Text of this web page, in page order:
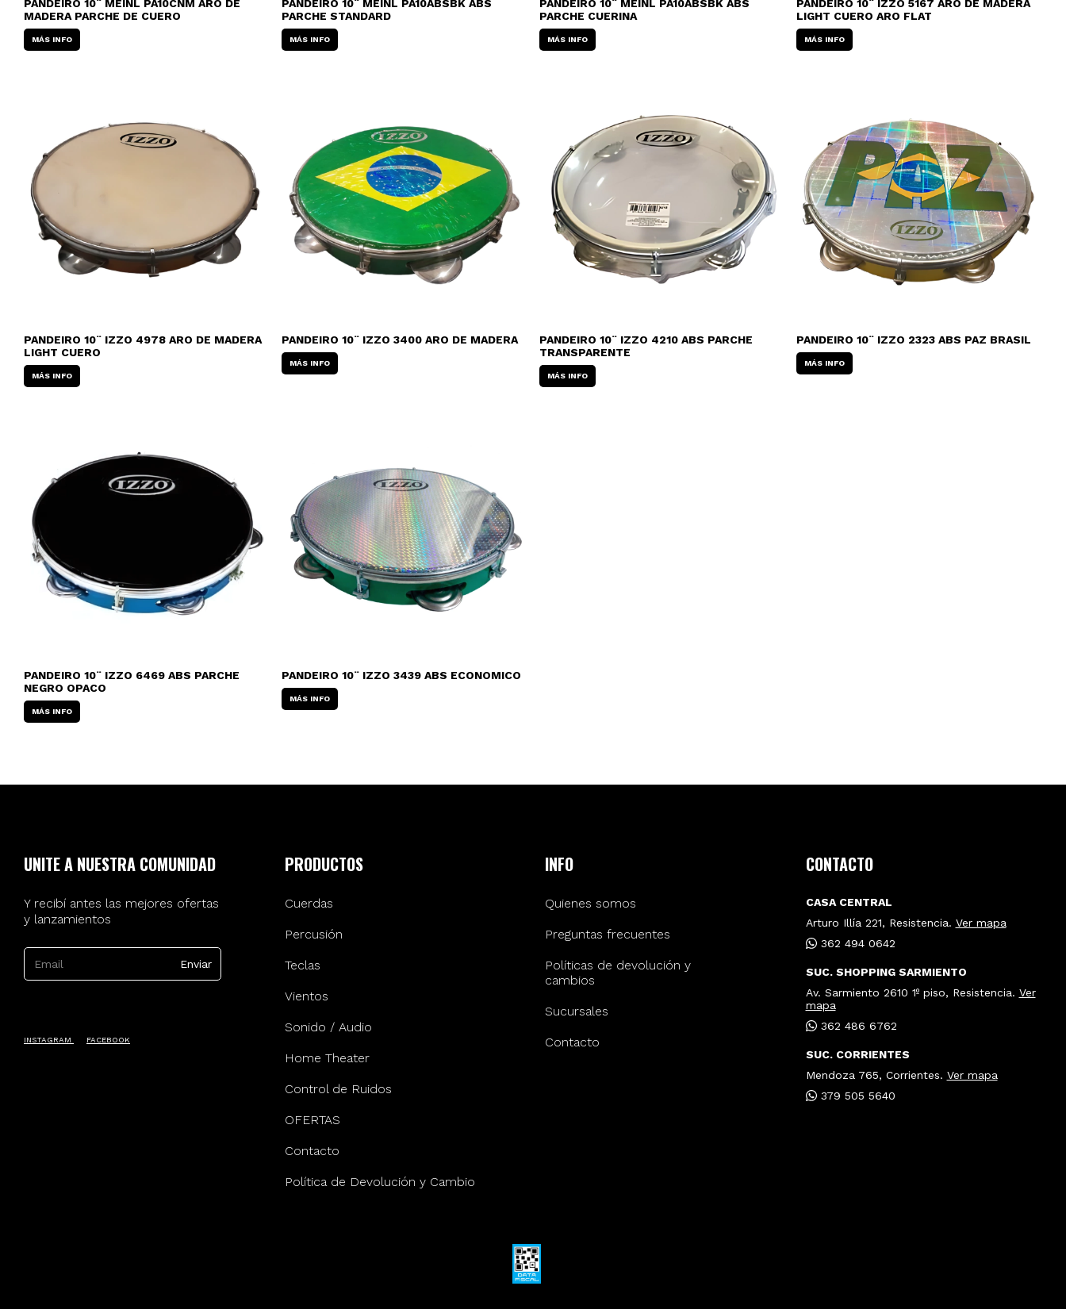
PANDEIRO 10¨ MEINL PA10CNM ARO DE
MADERA PARCHE DE CUERO
MÁS INFO
PANDEIRO 10¨ MEINL PA10ABSBK ABS
PARCHE STANDARD
MÁS INFO
PANDEIRO 10¨ MEINL PA10ABSBK ABS
PARCHE CUERINA
MÁS INFO
PANDEIRO 10¨ IZZO 5167 ARO DE MADERA
LIGHT CUERO ARO FLAT
MÁS INFO
PANDEIRO 10¨ IZZO 4978 ARO DE MADERA
LIGHT CUERO
MÁS INFO
PANDEIRO 10¨ IZZO 3400 ARO DE MADERA
MÁS INFO
PANDEIRO 10¨ IZZO 4210 ABS PARCHE
TRANSPARENTE
MÁS INFO
PANDEIRO 10¨ IZZO 2323 ABS PAZ BRASIL
MÁS INFO
PANDEIRO 10¨ IZZO 6469 ABS PARCHE
NEGRO OPACO
MÁS INFO
PANDEIRO 10¨ IZZO 3439 ABS ECONOMICO
MÁS INFO
UNITE A NUESTRA COMUNIDAD
Y recibí antes las mejores ofertas
y lanzamientos
INSTAGRAM FACEBOOK
PRODUCTOS
Cuerdas
Percusión
Teclas
Vientos
Sonido / Audio
Home Theater
Control de Ruidos
OFERTAS
Contacto
Política de Devolución y Cambio
INFO
Quienes somos
Preguntas frecuentes
Políticas de devolución y
cambios
Sucursales
Contacto
CONTACTO
CASA CENTRAL
Arturo Illía 221, Resistencia. Ver mapa
362 494 0642
SUC. SHOPPING SARMIENTO
Av. Sarmiento 2610 1º piso, Resistencia. Ver
mapa
362 486 6762
SUC. CORRIENTES
Mendoza 765, Corrientes. Ver mapa
379 505 5640